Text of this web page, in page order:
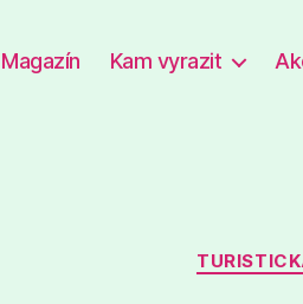
Magazín Kam vyrazit